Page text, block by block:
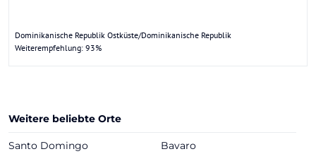
Dominikanische Republik Ostküste/Dominikanische Republik
Weiterempfehlung: 93%
Weitere beliebte Orte
Santo Domingo
Bavaro